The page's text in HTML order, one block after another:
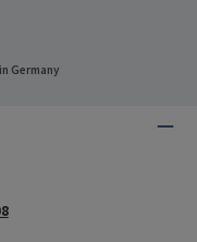
Germany